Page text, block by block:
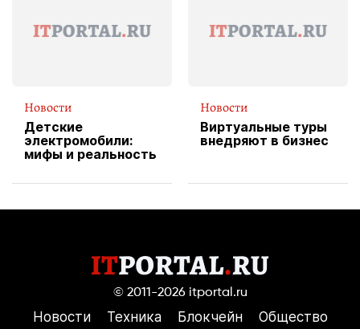
Новости
Детские
электромобили:
мифы и реальность
Новости
Виртуальные туры
внедряют в бизнес
© 2011-2026 itportal.ru
Новости Техника Блокчейн Общество